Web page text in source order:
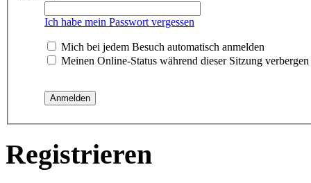
Ich habe mein Passwort vergessen
Mich bei jedem Besuch automatisch anmelden
Meinen Online-Status während dieser Sitzung verbergen
Registrieren